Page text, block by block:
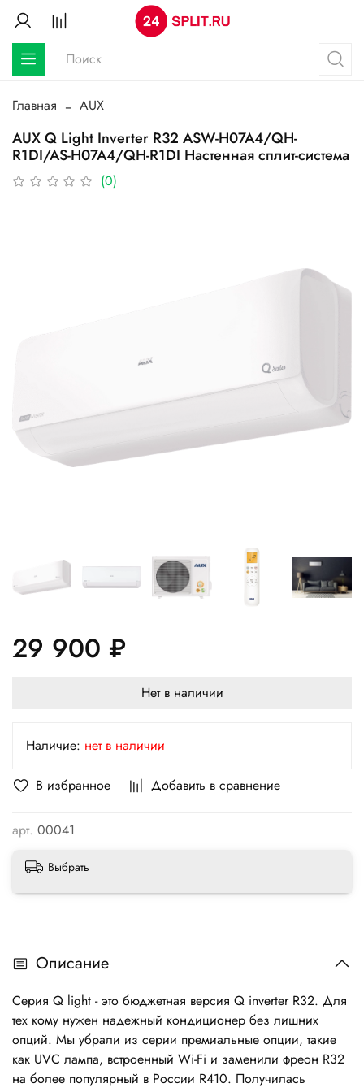
Главная AUX
AUX Q Light Inverter R32 ASW-H07A4/QH-
R1DI/AS-H07A4/QH-R1DI Настенная сплит-система
(0)
В избранное Добавить в сравнение
арт. 00041
29 900 ₽
Нет в наличии
Наличие: нет в наличии
Выбрать
Описание
Серия Q light - это бюджетная версия Q inverter R32. Для
тех кому нужен надежный кондиционер без лишних
опций. Мы убрали из серии премиальные опции, такие
как UVC лампа, встроенный Wi-Fi и заменили фреон R32
на более популярный в России R410. Получилась